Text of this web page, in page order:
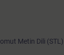
programlama
kapsamlı
Metin Dili (STL)